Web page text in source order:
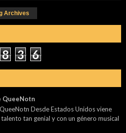
Archives
8 3 6
QueeNotn
Desde Estados Unidos viene
tan genial y con un género musical